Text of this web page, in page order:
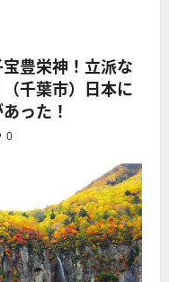
豊栄神！立派な
千葉市）日本に
った！
0